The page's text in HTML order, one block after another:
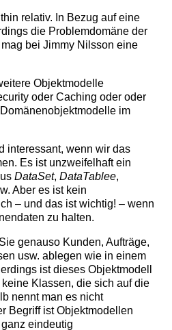
relativ. In Bezug auf eine
die Problemdomäne der
bei Jimmy Nilsson eine
Objektmodelle
oder Caching oder oder
im
interessant, wenn wir das
Es ist unzweifelhaft ein
DataSet, DataTablee,
Aber es ist kein
– und das ist wichtig! – wenn
zu halten.
genauso Kunden, Aufträge,
usw. ablegen wie in einem
ist dieses Objektmodell
Klassen, die sich auf die
nennt man es nicht
Begriff ist Objektmodellen
eindeutig